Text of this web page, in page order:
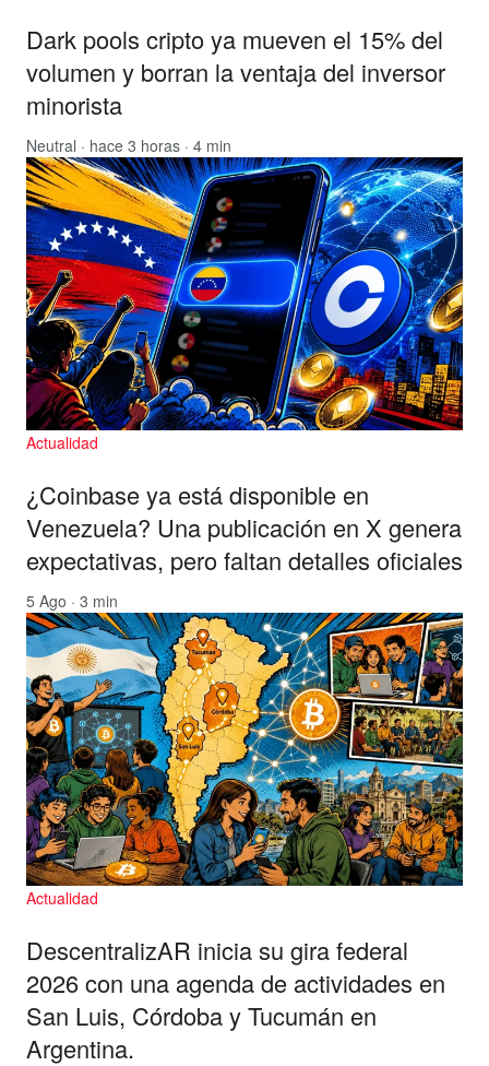
Dark pools cripto ya mueven el 15% del
volumen y borran la ventaja del inversor
minorista
Neutral · hace 3 horas · 4 min
Actualidad
¿Coinbase ya está disponible en
Venezuela? Una publicación en X genera
expectativas, pero faltan detalles oficiales
5 Ago · 3 min
Actualidad
DescentralizAR inicia su gira federal
2026 con una agenda de actividades en
San Luis, Córdoba y Tucumán en
Argentina.